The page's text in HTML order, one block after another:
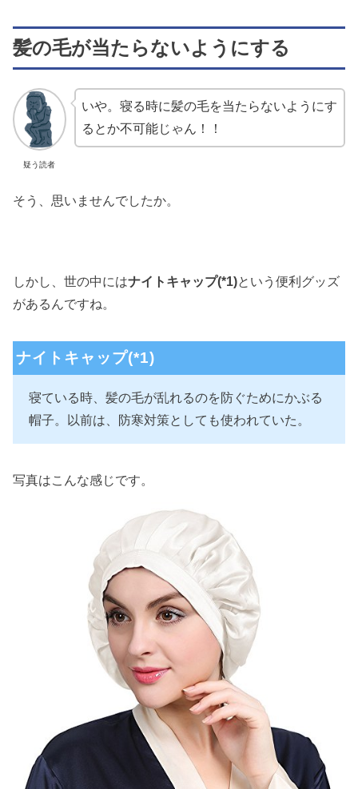
髪の毛が当たらないようにする
疑う読者
いや。寝る時に髪の毛を当たらないようにす
るとか不可能じゃん！！
そう、思いませんでしたか。
しかし、世の中にはナイトキャップ(*1)という便利グッズ
があるんですね。
ナイトキャップ(*1)
寝ている時、髪の毛が乱れるのを防ぐためにかぶる
帽子。以前は、防寒対策としても使われていた。
写真はこんな感じです。